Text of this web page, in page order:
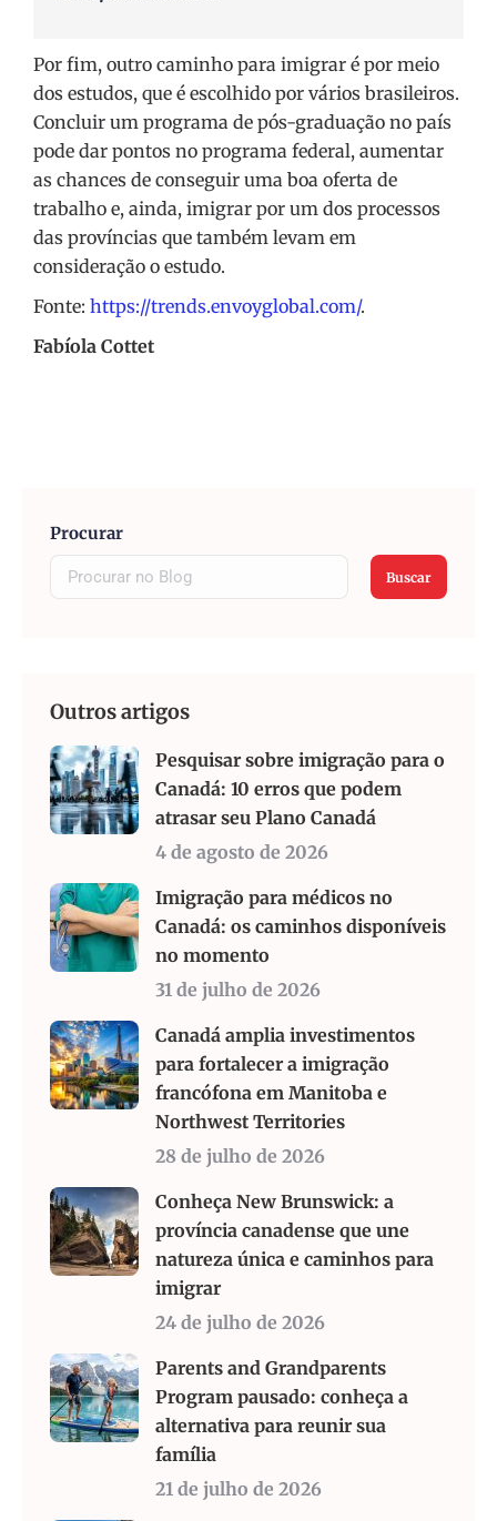
Por fim, outro caminho para imigrar é por meio
dos estudos, que é escolhido por vários brasileiros.
Concluir um programa de pós-graduação no país
pode dar pontos no programa federal, aumentar
as chances de conseguir uma boa oferta de
trabalho e, ainda, imigrar por um dos processos
das províncias que também levam em
consideração o estudo.
Fonte: https://trends.envoyglobal.com/.
Fabíola Cottet
Procurar
Buscar
Outros artigos
Pesquisar sobre imigração para o
Canadá: 10 erros que podem
atrasar seu Plano Canadá
4 de agosto de 2026
Imigração para médicos no
Canadá: os caminhos disponíveis
no momento
31 de julho de 2026
Canadá amplia investimentos
para fortalecer a imigração
francófona em Manitoba e
Northwest Territories
28 de julho de 2026
Conheça New Brunswick: a
província canadense que une
natureza única e caminhos para
imigrar
24 de julho de 2026
Parents and Grandparents
Program pausado: conheça a
alternativa para reunir sua
família
21 de julho de 2026